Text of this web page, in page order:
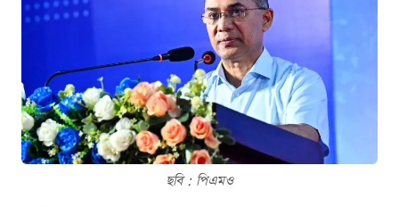
ছবি : পিএমও